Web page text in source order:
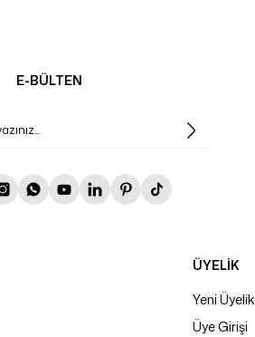
E-BÜLTEN
ÜYELİK
Yeni Üyelik
Üye Girişi